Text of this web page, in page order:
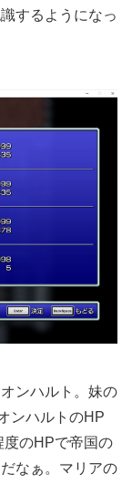
するようになっ
ンハルト。妹の
ンハルトのHP
度のHPで帝国の
なぁ。マリアの